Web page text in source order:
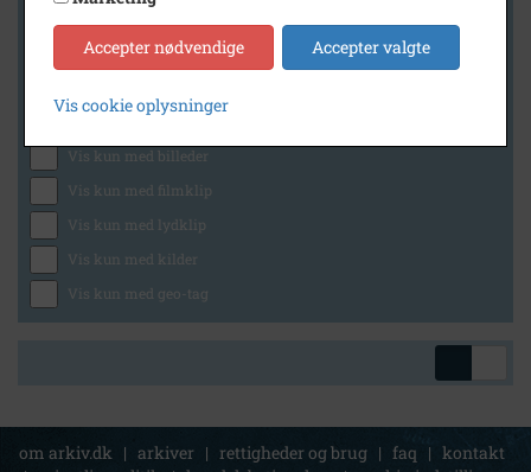
Generelt
Vis kun med billeder
Vis kun med filmklip
Vis kun med lydklip
Vis kun med kilder
Vis kun med geo-tag
om arkiv.dk | arkiver | rettigheder og brug | faq | kontakt
Accepter nødvendige Accepter valgte
Vis cookie oplysninger